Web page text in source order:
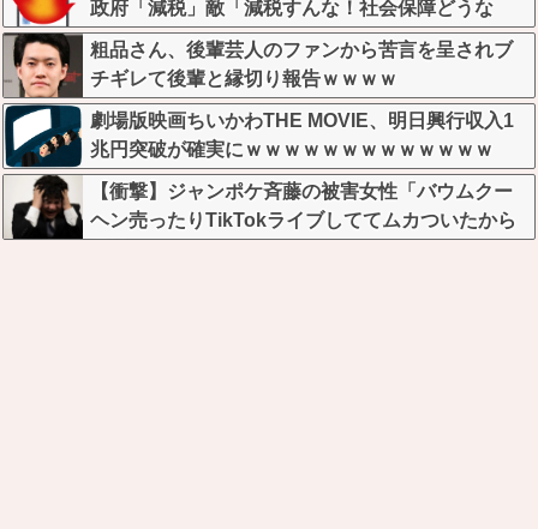
政府「減税」敵「減税すんな！社会保障どうな
る！」
粗品さん、後輩芸人のファンから苦言を呈されブ
チギレて後輩と縁切り報告ｗｗｗｗ
劇場版映画ちいかわTHE MOVIE、明日興行収入1
兆円突破が確実にｗｗｗｗｗｗｗｗｗｗｗｗｗ
【衝撃】ジャンポケ斉藤の被害女性「バウムクー
ヘン売ったりTikTokライブしててムカついたから